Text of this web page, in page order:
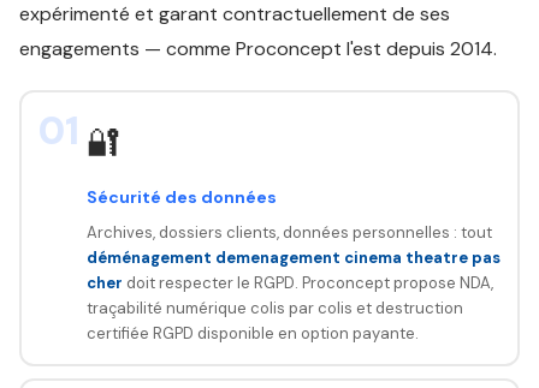
expérimenté et garant contractuellement de ses
engagements — comme Proconcept l'est depuis 2014.
01 🔐
Sécurité des données
Archives, dossiers clients, données personnelles : tout
déménagement demenagement cinema theatre pas
cher doit respecter le RGPD. Proconcept propose NDA,
traçabilité numérique colis par colis et destruction
certifiée RGPD disponible en option payante.